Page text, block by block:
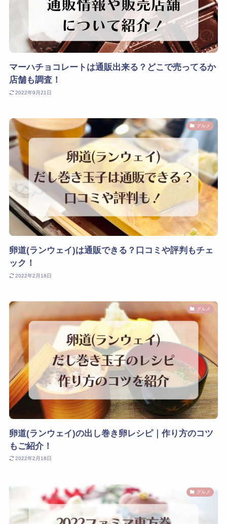
マーハチョコレートは通販出来る？どこで売ってるか
店舗も調査！
2022年9月21日
グルメ
卵道(ランウェイ)は通販できる？口コミや評判もチェ
ック！
2022年2月18日
グルメ
卵道(ランウェイ)の出し巻き卵レシピ｜作り方のコツ
もご紹介！
2022年2月18日
グルメ